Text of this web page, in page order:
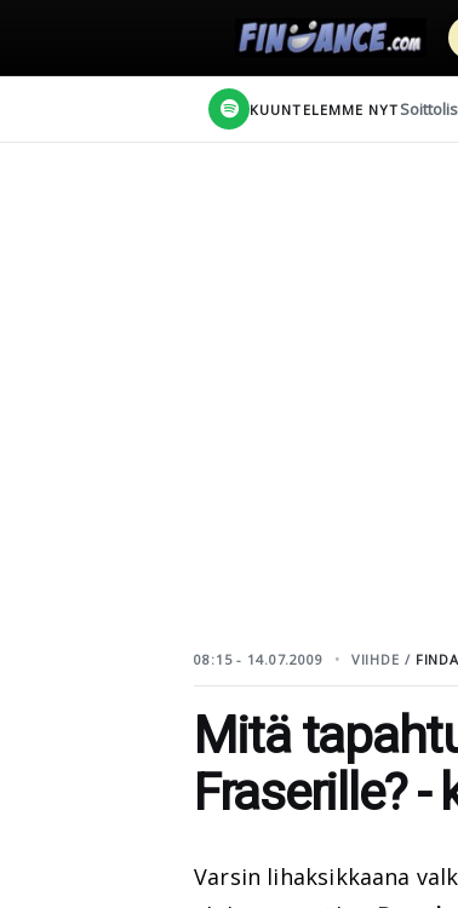
KUUNTELEMME NYT
08:15 - 14.07.2009 VIIHDE /
Mitä
Fraserille? -
Varsin lihaksikkaana